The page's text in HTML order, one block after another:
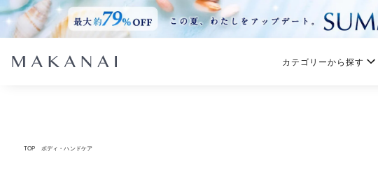
カテゴリーから探す
TOP ボディ・ハンドケア